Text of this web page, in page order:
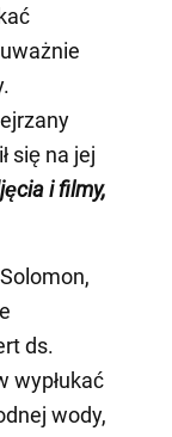
się na jej
i filmy,
ds.
wypłukać
wody,